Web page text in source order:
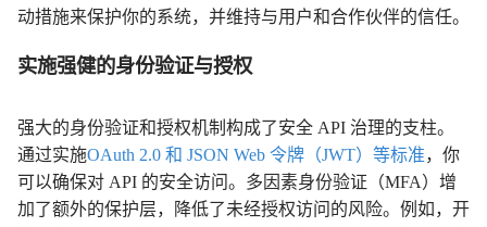
动措施来保护你的系统，并维持与用户和合作伙伴的信任。
实施强健的身份验证与授权
强大的身份验证和授权机制构成了安全 API 治理的支柱。
通过实施OAuth 2.0 和 JSON Web 令牌（JWT）等标准，你
可以确保对 API 的安全访问。多因素身份验证（MFA）增
加了额外的保护层，降低了未经授权访问的风险。例如，开